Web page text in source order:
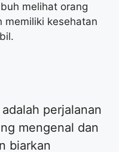
melihat orang
memiliki kesehatan
perjalanan
mengenal dan
biarkan